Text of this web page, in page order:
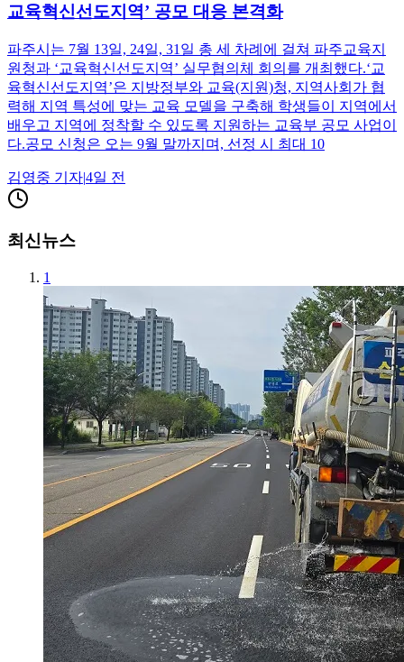
교육혁신선도지역’ 공모 대응 본격화
파주시는 7월 13일, 24일, 31일 총 세 차례에 걸쳐 파주교육지
원청과 ‘교육혁신선도지역’ 실무협의체 회의를 개최했다.‘교
육혁신선도지역’은 지방정부와 교육(지원)청, 지역사회가 협
력해 지역 특성에 맞는 교육 모델을 구축해 학생들이 지역에서
배우고 지역에 정착할 수 있도록 지원하는 교육부 공모 사업이
다.공모 신청은 오는 9월 말까지며, 선정 시 최대 10
김영중 기자|4일 전
최신뉴스
1